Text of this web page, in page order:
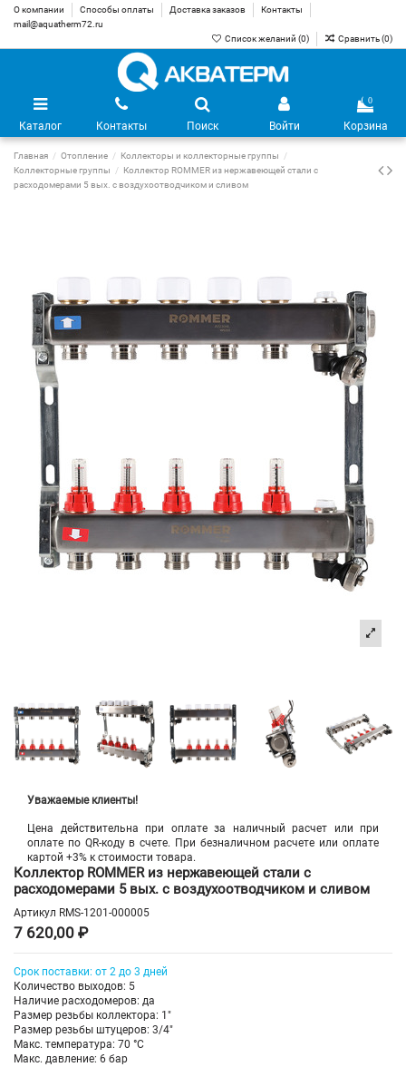
О компании Способы оплаты Доставка заказов
Контакты
mail@aquatherm72.ru
Список желаний (0) Сравнить (0)
Каталог Контакты Поиск Войти
0
Корзина
Главная Отопление
Коллекторы и коллекторные группы
Коллекторные группы
Коллектор ROMMER из нержавеющей стали с
расходомерами 5 вых. с воздухоотводчиком и сливом
Уважаемые клиенты!
Цена действительна при оплате за наличный расчет или при
оплате по QR-коду в счете. При безналичном расчете или оплате
картой +3% к стоимости товара.
Коллектор ROMMER из нержавеющей стали с
расходомерами 5 вых. с воздухоотводчиком и сливом
Артикул RMS-1201-000005
7 620,00 ₽
Срок поставки: от 2 до 3 дней
Количество выходов: 5
Наличие расходомеров: да
Размер резьбы коллектора: 1"
Размер резьбы штуцеров: 3/4"
Макс. температура: 70 °С
Макс. давление: 6 бар